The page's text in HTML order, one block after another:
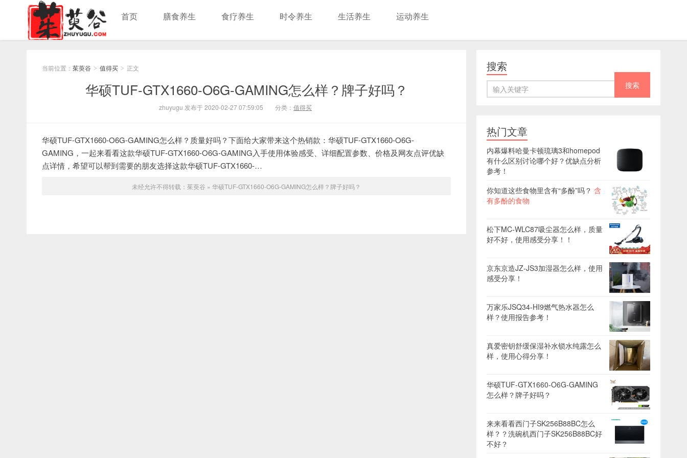
首页 膳食养生 食疗养生 时令养生 生活养生 运动养生
当前位置： 茱萸谷 > 值得买 > 正文
华硕TUF-GTX1660-O6G-GAMING怎么样？牌子好吗？
zhuyugu 发布于 2020-02-27 07:59:05 分类： 值得买
华硕TUF-GTX1660-O6G-GAMING怎么样？质量好吗？下面给大家带来这个热销款：华硕TUF-GTX1660-O6G-
GAMING，一起来看看这款华硕TUF-GTX1660-O6G-GAMING入手使用体验感受、详细配置参数、价格及网友点评优缺
点详情，希望可以帮到需要的朋友选择这款华硕TUF-GTX1660-…
未经允许不得转载： 茱萸谷 » 华硕TUF-GTX1660-O6G-GAMING怎么样？牌子好吗？
搜索
热门文章
内幕爆料哈曼卡顿琉璃3和homepod
有什么区别讨论哪个好？优缺点分析
参考！
你知道这些食物里含有“多酚”吗？ 含
有多酚的食物
松下MC-WLC87吸尘器怎么样，质量
好不好，使用感受分享！！
京东京造JZ-JS3加湿器怎么样，使用
感受分享！
万家乐JSQ34-HI9燃气热水器怎么
样？使用报告参考！
真爱密钥舒缓保湿补水锁水纯露怎么
样，使用心得分享！
华硕TUF-GTX1660-O6G-GAMING
怎么样？牌子好吗？
来来看看西门子SK256B88BC怎么
样？？洗碗机西门子SK256B88BC好
不好？